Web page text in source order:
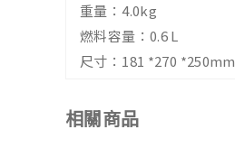
重量：4.0kg
燃料容量：0.6 L
尺寸：181 *270 *250mm
相關商品